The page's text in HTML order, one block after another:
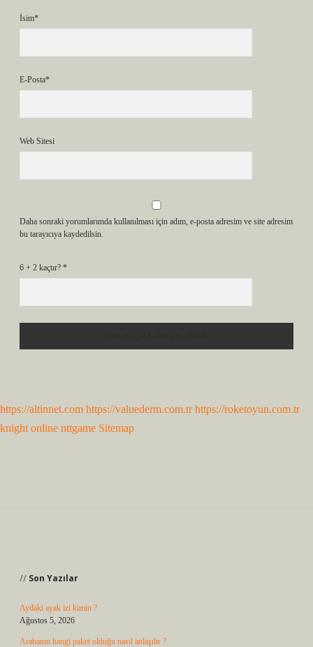
İsim*
E-Posta*
Web Sitesi
Daha sonraki yorumlarımda kullanılması için adım, e-posta adresim ve site adresim
bu tarayıcıya kaydedilsin.
6 + 2 kaçtır? *
https://altinnet.com https://valuederm.com.tr https://roketoyun.com.tr
knight online nttgame Sitemap
Son Yazılar
Aydaki ayak izi kimin ?
Ağustos 5, 2026
Arabanın hangi paket olduğu nasıl anlaşılır ?